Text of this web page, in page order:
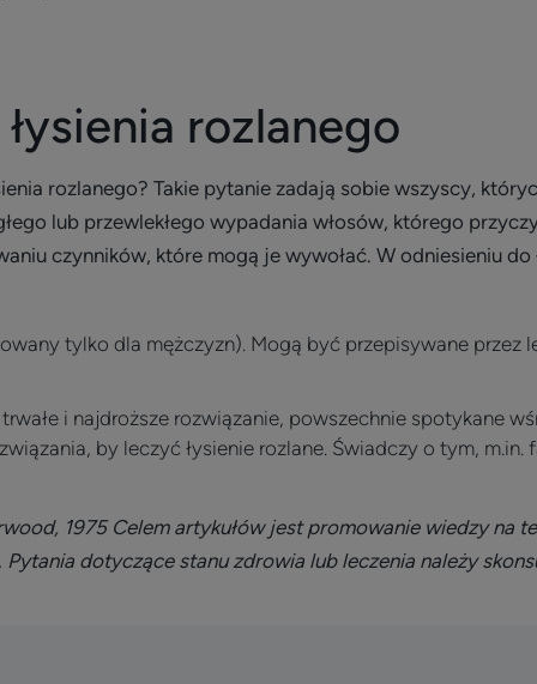
rozlanego
rozlanego? Takie pytanie zadają sobie wszyscy,
lub przewlekłego wypadania włosów, którego
czynników, które mogą je wywołać. W odniesieniu
tylko dla mężczyzn). Mogą być przepisywane przez
i najdroższe rozwiązanie, powszechnie spotykane
by leczyć łysienie rozlane. Świadczy o tym, m.in.
1975 Celem artykułów jest promowanie wiedzy na
dotyczące stanu zdrowia lub leczenia należy